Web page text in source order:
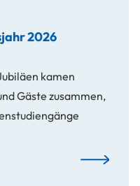
2026
kamen
Gäste zusammen,
Medienfest